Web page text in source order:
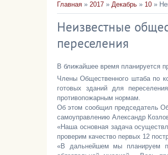
Главная » 2017 » Декабрь » 10 »
Неизвестные
переселения
В ближайшее время планируется
Члены Общественного штаба по
готовых зданий для
противопожарным нормам.
Об этом сообщил председатель
самоуправлению Александр
«Наша основная задача
проверим качество первых 12
«В дальнейшем мы планируем